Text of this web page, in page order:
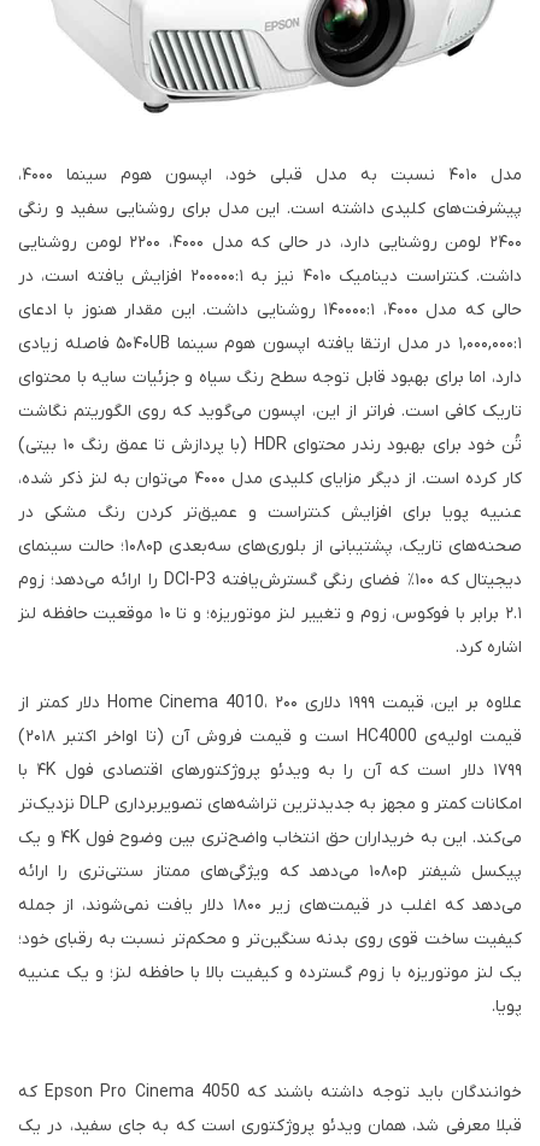
مدل ۴۰۱۰ نسبت به مدل قبلی خود، اپسون هوم سینما ۴۰۰۰،
پیشرفت‌های کلیدی داشته است. این مدل برای روشنایی سفید و رنگی
۲۴۰۰ لومن روشنایی دارد، در حالی که مدل ۴۰۰۰، ۲۲۰۰ لومن روشنایی
داشت. کنتراست دینامیک ۴۰۱۰ نیز به ۲۰۰۰۰۰:۱ افزایش یافته است، در
حالی که مدل ۴۰۰۰، ۱۴۰۰۰۰:۱ روشنایی داشت. این مقدار هنوز با ادعای
۱,۰۰۰,۰۰۰:۱ در مدل ارتقا یافته اپسون هوم سینما ۵۰۴۰UB فاصله زیادی
دارد، اما برای بهبود قابل توجه سطح رنگ سیاه و جزئیات سایه با محتوای
تاریک کافی است. فراتر از این، اپسون می‌گوید که روی الگوریتم نگاشت
تُن خود برای بهبود رندر محتوای HDR (با پردازش تا عمق رنگ ۱۰ بیتی)
کار کرده است. از دیگر مزایای کلیدی مدل ۴۰۰۰ می‌توان به لنز ذکر شده،
عنبیه پویا برای افزایش کنتراست و عمیق‌تر کردن رنگ مشکی در
صحنه‌های تاریک، پشتیبانی از بلوری‌های سه‌بعدی ۱۰۸۰p؛ حالت سینمای
دیجیتال که ۱۰۰٪ فضای رنگی گسترش‌یافته DCI-P3 را ارائه می‌دهد؛ زوم
۲.۱ برابر با فوکوس، زوم و تغییر لنز موتوریزه؛ و تا ۱۰ موقعیت حافظه لنز
اشاره کرد.
علاوه بر این، قیمت ۱۹۹۹ دلاری Home Cinema 4010، ۲۰۰ دلار کمتر از
قیمت اولیه‌ی HC4000 است و قیمت فروش آن (تا اواخر اکتبر ۲۰۱۸)
۱۷۹۹ دلار است که آن را به ویدئو پروژکتورهای اقتصادی فول ۴K با
امکانات کمتر و مجهز به جدیدترین تراشه‌های تصویربرداری DLP نزدیک‌تر
می‌کند. این به خریداران حق انتخاب واضح‌تری بین وضوح فول ۴K و یک
پیکسل شیفتر ۱۰۸۰p می‌دهد که ویژگی‌های ممتاز سنتی‌تری را ارائه
می‌دهد که اغلب در قیمت‌های زیر ۱۸۰۰ دلار یافت نمی‌شوند، از جمله
کیفیت ساخت قوی روی بدنه سنگین‌تر و محکم‌تر نسبت به رقبای خود؛
یک لنز موتوریزه با زوم گسترده و کیفیت بالا با حافظه لنز؛ و یک عنبیه
پویا.
خوانندگان باید توجه داشته باشند که Epson Pro Cinema 4050 که
قبلا معرفی شد، همان ویدئو پروژکتوری است که به جای سفید، در یک